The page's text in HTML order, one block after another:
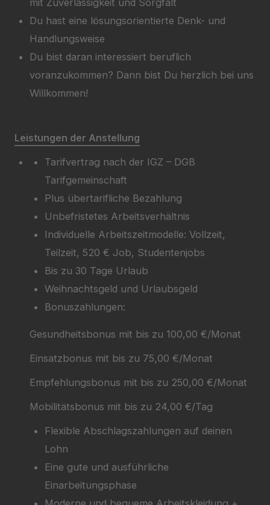
mit Zuverlässigkeit und Sorgfalt
Du hast eine lösungsorientierte Denk- und
Handlungsweise
Du bist daran interessiert beruflich
voranzukommen? Dann bist Du herzlich bei uns
Willkommen!
Leistungen der Anstellung
Tarifvertrag nach der IGZ – DGB
Tarifgemeinschaft
Plus übertarifliche Bezahlung
Unbefristetes Arbeitsverhältnis
Individuelle Arbeitszeitmodelle: Vollzeit,
Teilzeit, 520 € Job, Studentenjobs
Bis zu 30 Tage Urlaub
Weihnachtsgeld und Urlaubsgeld
Bonuszahlungen:
Gesundheitsbonus mit bis zu 100,00 €/Monat
Einsatzbonus mit bis zu 75,00 €/Monat
Empfehlungsbonus mit bis zu 250,00 €/Monat
Mobilitätsbonus mit bis zu 24,00 €/Tag
Flexible Abschlagszahlungen auf deinen
Lohn
Eine gute und ausführliche
Einarbeitungsphase